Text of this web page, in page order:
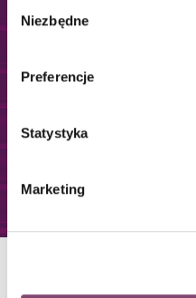
polityce cookies
zgody
Niezbędne
Preferencje
Statystyka
Marketing
pomoże Ci
ścieżkę swojego